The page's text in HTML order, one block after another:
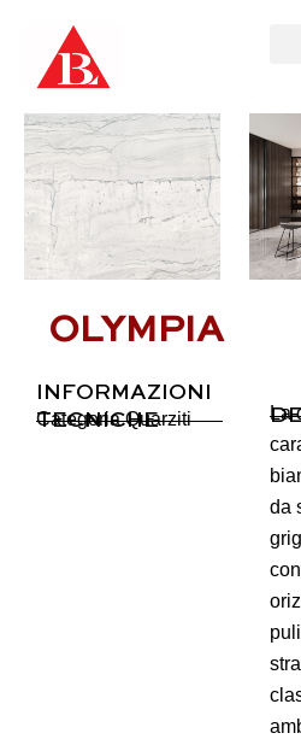
contenuto
OLYMPIA
INFORMAZIONI
TECNICHE
Categoria Quarziti
La
da